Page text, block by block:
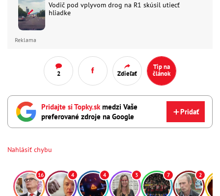
Vodič pod vplyvom drog na R1 skúsil utiecť
hliadke
Reklama
2 Zdieľať
Tip na
článok
Pridajte si Topky.skmedzi Vaše
preferované zdroje na Google
Pridať
Nahlásiť chybu
16 4 4 3 7 2